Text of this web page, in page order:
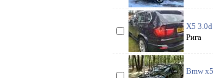
X5
Рига
Bmw